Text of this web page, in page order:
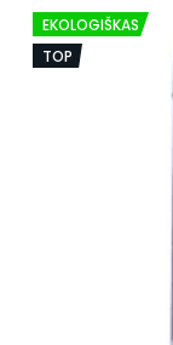
EKOLOGIŠKAS
TOP